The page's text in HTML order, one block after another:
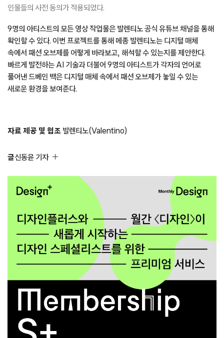
인물들의 사전 동의가 적용되었다.
9명의 아티스트의 모든 영상 작업물은 발렌티노 공식 유튜브 채널을 통해
확인할 수 있다. 이번 프로젝트를 통해 메종 발렌티노는 디지털 매체
속에서 패션 오브제를 어떻게 바라보고, 해석할 수 있는지를 제안한다.
빠르게 발전하는 AI 기술과 더불어 9명의 아티스트가 각자의 언어로
풀어낸 드베인 백은 디지털 매체 속에서 패션 오브제가 놓일 수 있는
새로운 환경을 보여준다.
자료 제공 및 협조 발렌티노(Valentino)
글신동윤 기자